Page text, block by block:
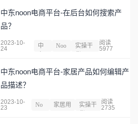
中东noon电商平台-在后台如何搜索产
品？
2023-10-
24
中
Noo
实操干
阅读
5977
中东noon电商平台-家居产品如何编辑产
品描述？
2023-10-
23
No
家居用
实操干
阅读
2735